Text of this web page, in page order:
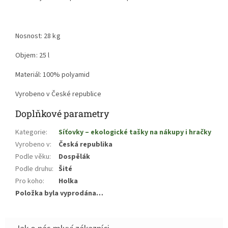
Nosnost: 28 kg
Objem: 25 l
Materiál: 100% polyamid
Vyrobeno v České republice
Doplňkové parametry
Kategorie:
Síťovky – ekologické tašky na nákupy i hračky
Vyrobeno v:
Česká republika
Podle věku:
Dospělák
Podle druhu: Šité
Pro koho:
Holka
Položka byla vyprodána…